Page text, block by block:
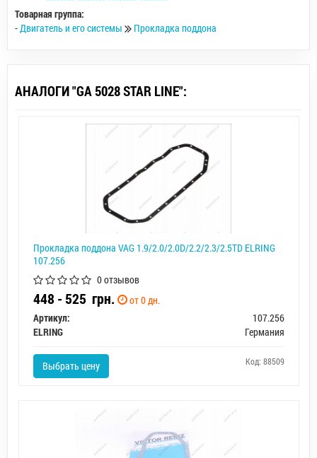
Товарная группа:
- Двигатель и его системы Прокладка поддона
АНАЛОГИ "GA 5028 STAR LINE":
Прокладка поддона VAG 1.9/2.0/2.0D/2.2/2.3/2.5TD ELRING
107.256
0 отзывов
448 - 525 грн.
от 0 дн.
Артикул:
107.256
ELRING
Германия
Выбрать цену Код: 88509